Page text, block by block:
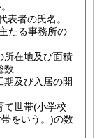
表者の氏名。
たる事務所の
所在地及び面積
数
期及び入居の開
て世帯(小学校
をいう。)の数